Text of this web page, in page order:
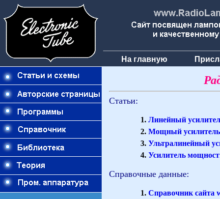
На главную
Статьи:
Линейный
Мощный усилитель
Ультралинейный
Усилитель
Справочные данные:
Справочник сайта